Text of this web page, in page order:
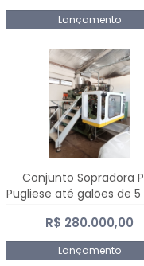
Lançamento
Conjunto Sopradora
Pugliese até galões de 5
R$ 280.000,00
Lançamento